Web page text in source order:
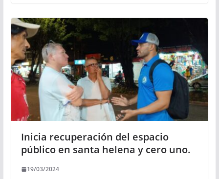
Inicia recuperación del espacio
público en santa helena y cero uno.
19/03/2024